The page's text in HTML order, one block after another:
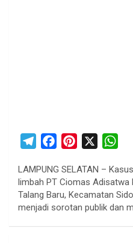
l
e
g
c
e
b
n
t
e
a
t
s
LAMPUNG SELATAN –
limbah PT Ciomas Adisatwa
Talang Baru, Kecamatan
menjadi sorotan publik dan